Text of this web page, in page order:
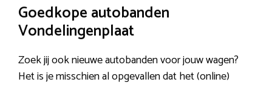
Goedkope autobanden
Vondelingenplaat
Zoek jij ook nieuwe autobanden voor jouw wagen?
Het is je misschien al opgevallen dat het (online)